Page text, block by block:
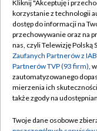
Abonament TVP
Emisja w TVP
Centrum
Naziemna
Kliknij "Akceptuję i
korzystanie z technologii
dostęp do informacji na
przechowywanie oraz na
nas, czyli Telewizję Polską
Zaufanych Partnerów z
Partnerów TVP (93 firm),
zautomatyzowanego
mierzenia ich
także zgody na
Twoje dane osobowe